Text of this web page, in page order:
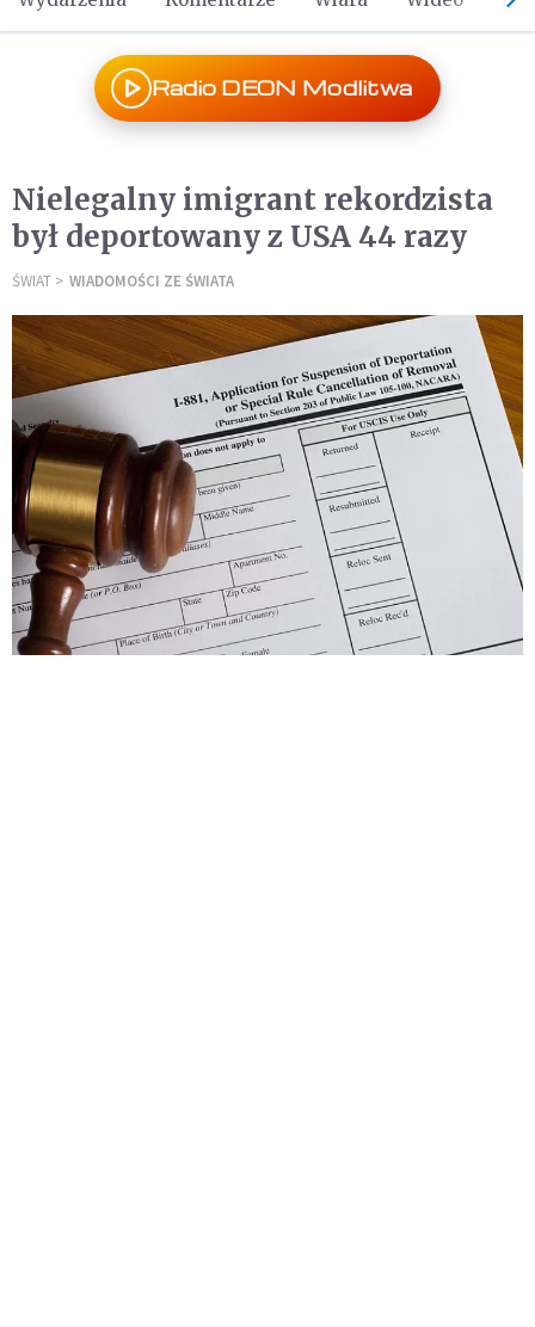
Radio DEON Modlitwa
Nielegalny imigrant rekordzista
był deportowany z USA 44 razy
ŚWIAT WIADOMOŚCI ZE ŚWIATA